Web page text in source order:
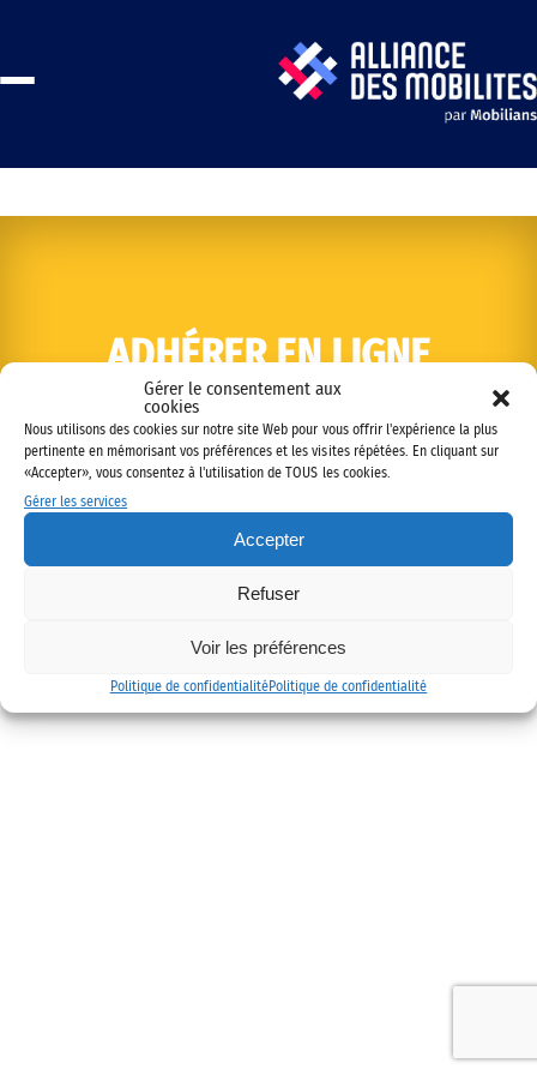
Gérer le consentement aux
cookies
Nous utilisons des cookies sur notre site Web pour vous offrir l'expérience la plus
pertinente en mémorisant vos préférences et les visites répétées. En cliquant sur
«Accepter», vous consentez à l'utilisation de TOUS les cookies.
Gérer les services
Accepter
Refuser
Voir les préférences
Politique de confidentialitéPolitique de confidentialité
ADHÉRER EN LIGNE
Copyright © 2022 Alliance des mobilités
Mentions légales Politique de confidentialité Contact